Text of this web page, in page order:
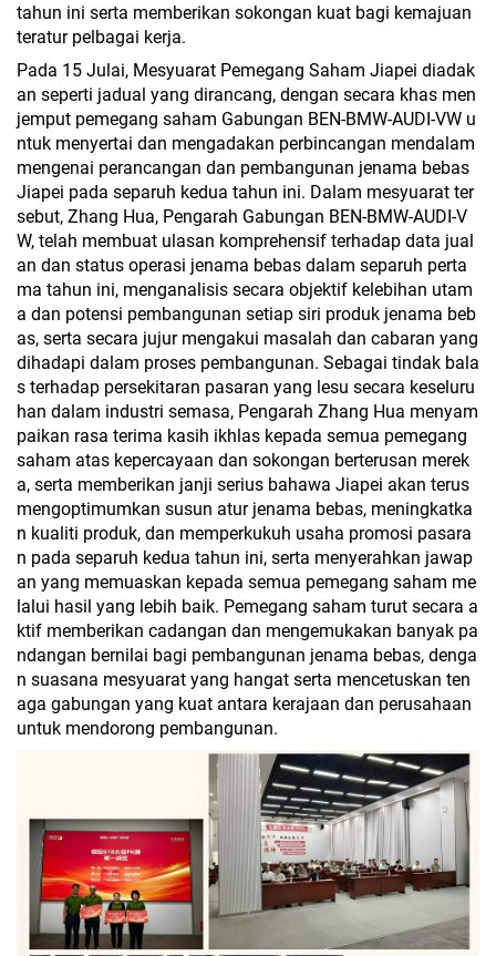
tahun ini serta memberikan sokongan kuat bagi kemajuan
teratur pelbagai kerja.
Pada 15 Julai, Mesyuarat Pemegang Saham Jiapei diadak
an seperti jadual yang dirancang, dengan secara khas men
jemput pemegang saham Gabungan BEN-BMW-AUDI-VW u
ntuk menyertai dan mengadakan perbincangan mendalam
mengenai perancangan dan pembangunan jenama bebas
Jiapei pada separuh kedua tahun ini. Dalam mesyuarat ter
sebut, Zhang Hua, Pengarah Gabungan BEN-BMW-AUDI-V
W, telah membuat ulasan komprehensif terhadap data jual
an dan status operasi jenama bebas dalam separuh perta
ma tahun ini, menganalisis secara objektif kelebihan utam
a dan potensi pembangunan setiap siri produk jenama beb
as, serta secara jujur mengakui masalah dan cabaran yang
dihadapi dalam proses pembangunan. Sebagai tindak bala
s terhadap persekitaran pasaran yang lesu secara keseluru
han dalam industri semasa, Pengarah Zhang Hua menyam
paikan rasa terima kasih ikhlas kepada semua pemegang
saham atas kepercayaan dan sokongan berterusan merek
a, serta memberikan janji serius bahawa Jiapei akan terus
mengoptimumkan susun atur jenama bebas, meningkatka
n kualiti produk, dan memperkukuh usaha promosi pasara
n pada separuh kedua tahun ini, serta menyerahkan jawap
an yang memuaskan kepada semua pemegang saham me
lalui hasil yang lebih baik. Pemegang saham turut secara a
ktif memberikan cadangan dan mengemukakan banyak pa
ndangan bernilai bagi pembangunan jenama bebas, denga
n suasana mesyuarat yang hangat serta mencetuskan ten
aga gabungan yang kuat antara kerajaan dan perusahaan
untuk mendorong pembangunan.